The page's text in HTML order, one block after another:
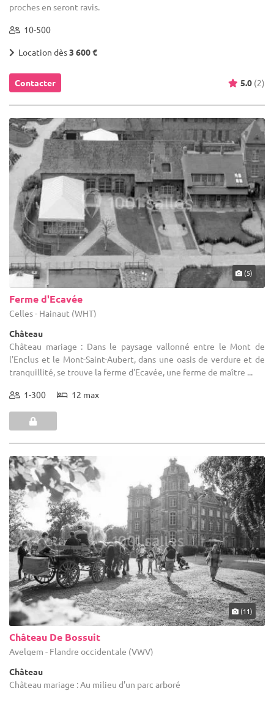
proches en seront ravis.
10-500
Location dès3 600 €
Contacter 5.0 (2)
(5)
Ferme d'Ecavée
Celles - Hainaut (WHT)
Château
Château mariage : Dans le paysage vallonné entre le Mont de
l'Enclus et le Mont-Saint-Aubert, dans une oasis de verdure et de
tranquillité, se trouve la ferme d'Ecavée, une ferme de maître ...
1-300 12 max
(11)
Château De Bossuit
Avelgem - Flandre occidentale (VWV)
Château
Château mariage : Au milieu d'un parc arboré